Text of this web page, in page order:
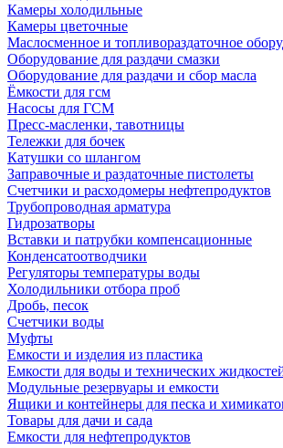
Камеры холодильные
Камеры цветочные
Маслосменное и топливораздаточное
Оборудование для раздачи смазки
Оборудование для раздачи и сбор масла
Ёмкости для гсм
Насосы для ГСМ
Пресс-масленки, тавотницы
Тележки для бочек
Катушки со шлангом
Заправочные и раздаточные пистолеты
Счетчики и расходомеры нефтепродуктов
Трубопроводная арматура
Гидрозатворы
Вставки и патрубки компенсационные
Конденсатоотводчики
Регуляторы температуры воды
Холодильники отбора проб
Дробь, песок
Счетчики воды
Муфты
Емкости и изделия из пластика
Емкости для воды и технических
Модульные резервуары и емкости
Ящики и контейнеры для песка и
Товары для дачи и сада
Емкости для нефтепродуктов